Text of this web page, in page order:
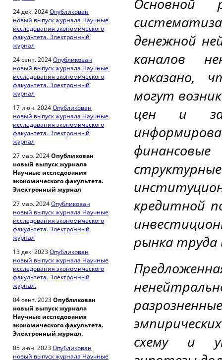
24 дек. 2024Опубликован
новый выпуск журнала Научные
исследования экономического
факультета. Электронный
журнал
24 сент. 2024Опубликован
новый выпуск журнала Научные
исследования экономического
факультета. Электронный
журнал
17 июн. 2024Опубликован
новый выпуск журнала Научные
исследования экономического
факультета. Электронный
журнал
27 мар. 2024Опубликован
новый выпуск журнала
Научные исследования
экономического факультета.
Электронный журнал
27 мар. 2024Опубликован
новый выпуск журнала Научные
исследования экономического
факультета. Электронный
журнал
13 дек. 2023Опубликован
новый выпуск журнала Научные
исследования экономического
факультета. Электронный
журнал.
04 сент. 2023Опубликован
новый выпуск журнала
Научные исследования
экономического факультета.
Электронный журнал.
05 июн. 2023Опубликован
новый выпуск журнала Научные
денежной
каналов
показано,
могут
цен и
кредитной
рынка труда
схему и